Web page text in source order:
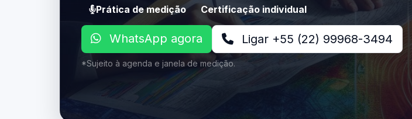
Prática de medição
Certificação individual
WhatsApp agora Ligar +55 (22) 99968-3494
*Sujeito à agenda e janela de medição.